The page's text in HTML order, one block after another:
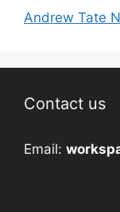
Andrew Tate
Contact us
Email: